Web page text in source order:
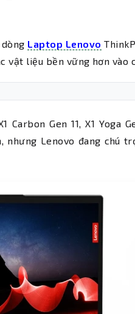
Laptop Lenovo
vật liệu bền vững hơn vào
Gen 11, X1 Yoga
Lenovo đang chú